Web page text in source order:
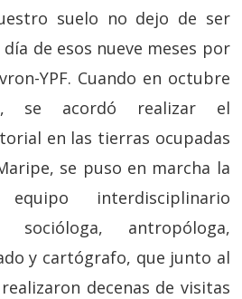
suelo no dejo de ser
de esos nueve meses por
YPF. Cuando en octubre
se acordó realizar el
en las tierras ocupadas
se puso en marcha la
interdisciplinario
antropóloga,
y cartógrafo, que junto al
decenas de visitas